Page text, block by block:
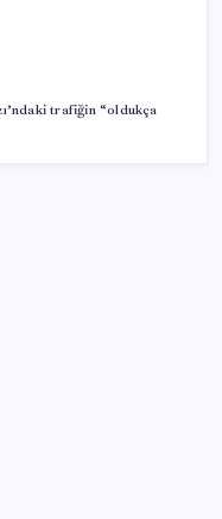
trafiğin “oldukça